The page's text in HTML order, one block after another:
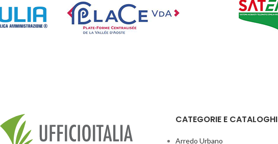
CATEGORIE E CATALOGHI
Arredo Urbano